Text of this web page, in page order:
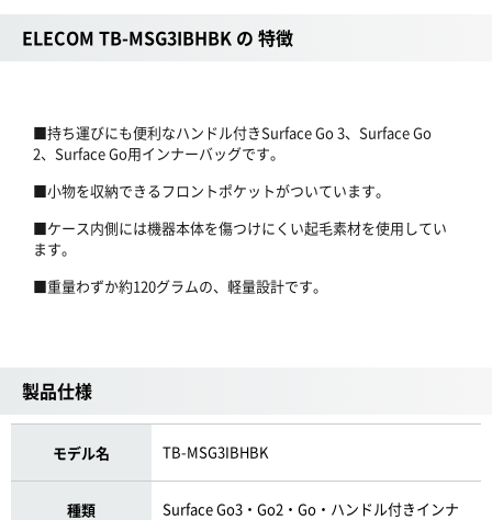
ELECOM TB-MSG3IBHBK の 特徴
■持ち運びにも便利なハンドル付きSurface Go 3、Surface Go
2、Surface Go用インナーバッグです。
■小物を収納できるフロントポケットがついています。
■ケース内側には機器本体を傷つけにくい起毛素材を使用してい
ます。
■重量わずか約120グラムの、軽量設計です。
製品仕様
モデル名 TB-MSG3IBHBK
種類 Surface Go3・Go2・Go・ハンドル付きインナ